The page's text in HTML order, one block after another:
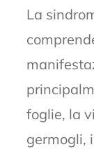
La
foglie, la
germogli,